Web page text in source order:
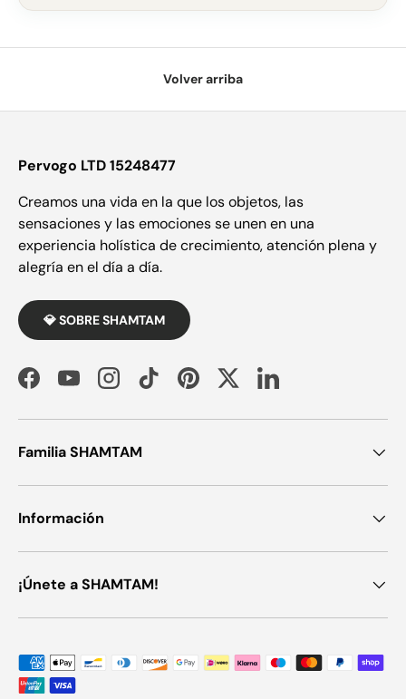
Volver arriba
Pervogo LTD 15248477
Creamos una vida en la que los objetos, las
sensaciones y las emociones se unen en una
experiencia holística de crecimiento, atención plena y
alegría en el día a día.
💎 SOBRE SHAMTAM
FacebookYouTubeInstagramTikTokPinterestTwitterLinkedIn
Familia SHAMTAM
Información
¡Únete a SHAMTAM!
Métodos de pago aceptados